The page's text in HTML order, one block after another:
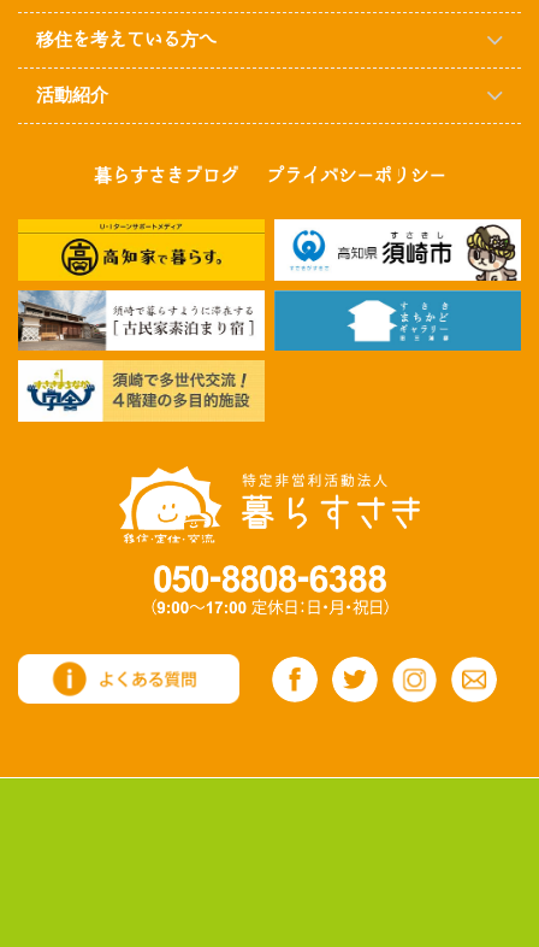
移住を考えている方へ
活動紹介
暮らすさきブログ プライバシーポリシー